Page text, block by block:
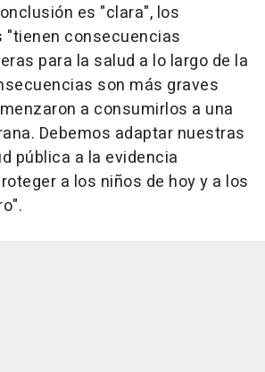
es "clara", los
"tienen consecuencias
para la salud a lo largo de la
son más graves
a consumirlos a una
Debemos adaptar nuestras
pública a la evidencia
a los niños de hoy y a los